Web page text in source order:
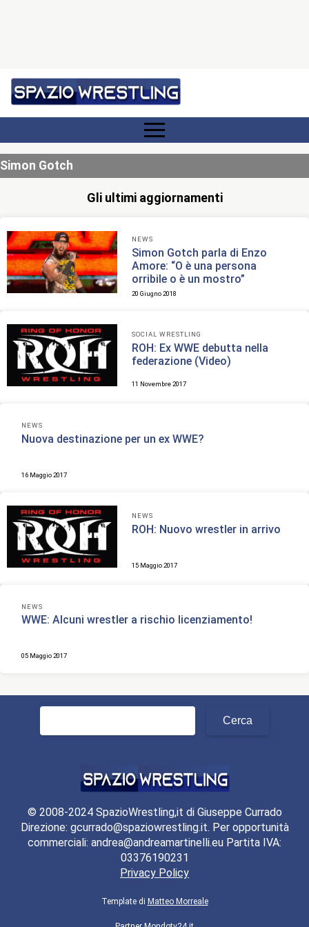
Simon Gotch
Gli ultimi aggiornamenti
NEWS
Simon Gotch parla di Enzo
Amore: “O è una persona
orribile o è un mostro”
20 Giugno 2018
SOCIAL WRESTLING
ROH: Ex WWE debutta nella
federazione (Video)
11 Novembre 2017
NEWS
Nuova destinazione per un ex WWE?
16 Maggio 2017
NEWS
ROH: Nuovo wrestler in arrivo
15 Maggio 2017
NEWS
WWE: Alcuni wrestler a rischio licenziamento!
05 Maggio 2017
© 2008-2024 SpazioWrestling,it di Giuseppe Currado
Direzione: gcurrado@spaziowrestling.it. Per opportunità
commerciali: andrea@andreamartinelli.eu Partita IVA:
03376190231
Privacy Policy
Template di Matteo Morreale